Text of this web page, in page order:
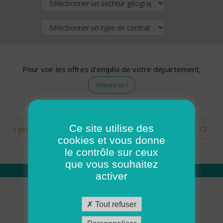
Pour voir les offres d'emploi de votre département,
cliquez ici !
Pages
« premier ‹ précédent … 10
12
14 15 16 17
Qui sommes nous
Académie ADMR
Ce site utilise des
cookies et vous donne
le contrôle sur ceux
que vous souhaitez
activer
Tout refuser